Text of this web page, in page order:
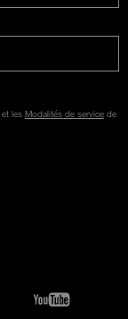
et les Modalités de service de